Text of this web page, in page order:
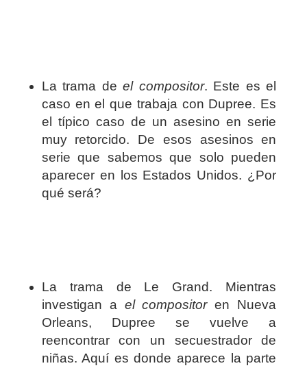
La trama deel compositor. Este es el
caso en el que trabaja con Dupree. Es
el típico caso de un asesino en serie
muy retorcido. De esos asesinos en
serie que sabemos que solo pueden
aparecer en los Estados Unidos. ¿Por
qué será?
La trama de Le Grand. Mientras
investigan a el compositoren Nueva
Orleans, Dupree se vuelve a
reencontrar con un secuestrador de
niñas. Aquí es donde aparece la parte